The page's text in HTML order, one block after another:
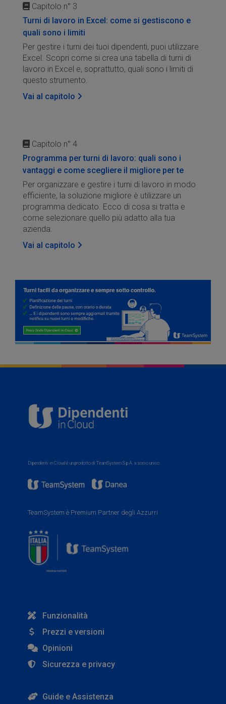
Capitolo n° 3
Turni di lavoro in Excel: come si gestiscono e
quali sono i limiti
Per gestire i turni dei tuoi dipendenti, puoi utilizzare
Excel. Scopri come si crea una tabella di turni di
lavoro in Excel e, soprattutto, quali sono i limiti di
questo strumento.
Vai al capitolo
Capitolo n° 4
Programma per turni di lavoro: quali sono i
vantaggi e come scegliere il migliore per te
Per organizzare e gestire i turni di lavoro in modo
efficiente, la soluzione migliore è utilizzare un
programma dedicato. Ecco di cosa si tratta e
come selezionare quello più adatto alla tua
azienda.
Vai al capitolo
Dipendenti in Cloud è un prodotto di TeamSystem S.p.A. a socio unico.
TeamSystem è Premium Partner degli Azzurri
Funzionalità
Prezzi e versioni
Opinioni
Sicurezza e privacy
Guide e Assistenza